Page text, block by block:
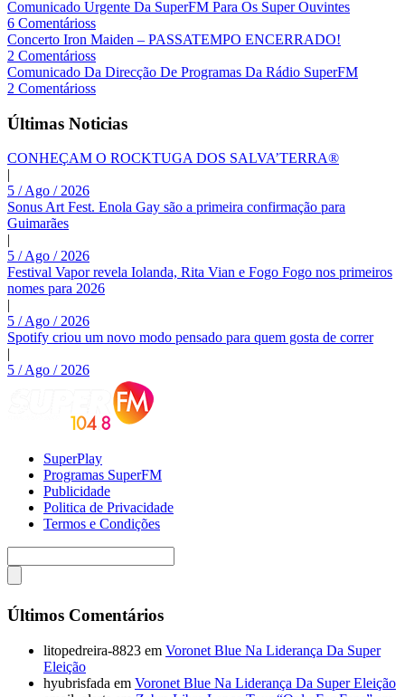
Comunicado Urgente Da SuperFM Para Os Super Ouvintes
6 Comentárioss
Concerto Iron Maiden – PASSATEMPO ENCERRADO!
2 Comentárioss
Comunicado Da Direcção De Programas Da Rádio SuperFM
2 Comentárioss
Últimas Noticias
CONHEÇAM O ROCKTUGA DOS SALVA’TERRA®
|
5 / Ago / 2026
Sonus Art Fest. Enola Gay são a primeira confirmação para
Guimarães
|
5 / Ago / 2026
Festival Vapor revela Iolanda, Rita Vian e Fogo Fogo nos primeiros
nomes para 2026
|
5 / Ago / 2026
Spotify criou um novo modo pensado para quem gosta de correr
|
5 / Ago / 2026
SuperPlay
Programas SuperFM
Publicidade
Politica de Privacidade
Termos e Condições
Últimos Comentários
litopedreira-8823 em Voronet Blue Na Liderança Da Super
Eleição
hyubrisfada em Voronet Blue Na Liderança Da Super Eleição